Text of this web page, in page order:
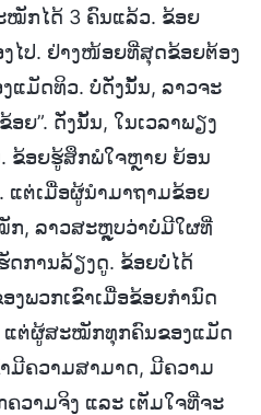
ກໄດ້ 3 ຄົນແລ້ວ. ຂ້ອຍ
ໄປ. ຢ່າງໜ້ອຍທີ່ສຸດຂ້ອຍຕ້ອງ
ແມັດທິວ. ບໍ່ດັ່ງນັ້ນ, ລາວຈະ
ຍ”. ດັ່ງນັ້ນ, ໃນເວລາພຽງ
ຂ້ອຍຮູ້ສຶກພໍໃຈຫຼາຍ ຍ້ອນ
ແຕ່ເມື່ອຜູ້ນຳມາຖາມຂ້ອຍ
, ລາວສະຫຼຸບວ່າບໍ່ມີໃຜທີ່
ດການລ້ຽງດູ. ຂ້ອຍບໍ່ໄດ້
ງພວກເຂົາເມື່ອຂ້ອຍກຳນົດ
ແຕ່ຜູ້ສະໝັກທຸກຄົນຂອງແມັດ
ມີຄວາມສາມາດ, ມີຄວາມ
ວາມຈິງ ແລະ ເຕັມໃຈທີ່ຈະ